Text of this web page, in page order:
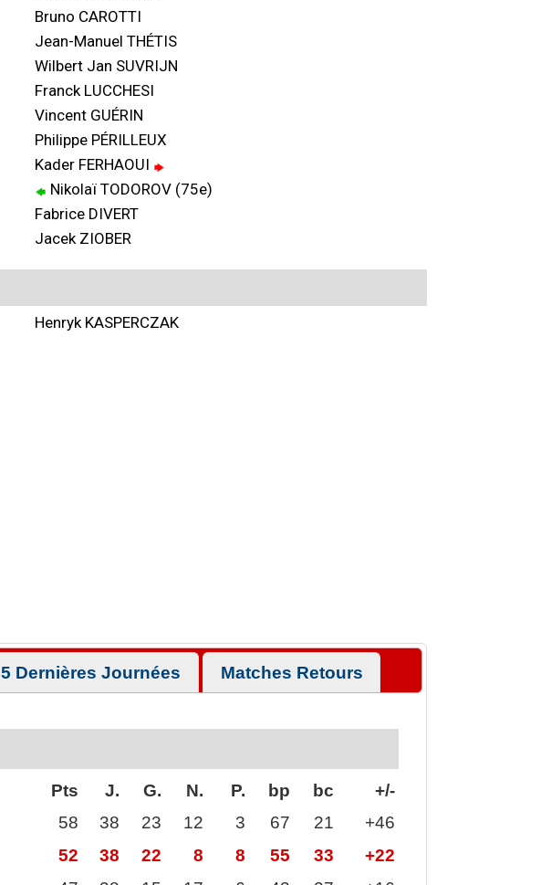
Bruno CAROTTI
Jean-Manuel THÉTIS
Wilbert Jan SUVRIJN
Franck LUCCHESI
Vincent GUÉRIN
Philippe PÉRILLEUX
Kader FERHAOUI
Nikolaï TODOROV (75e)
Fabrice DIVERT
Jacek ZIOBER
Henryk KASPERCZAK
5 Dernières Journées Matches Retours
Pts J. G. N. P. bp bc
+/-
58 38 23 12 3 67 21
+46
52 38 22 8 8 55 33
+22